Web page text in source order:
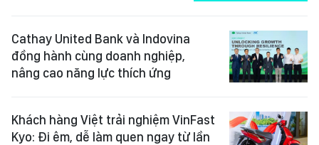
Cathay United Bank và Indovina
đồng hành cùng doanh nghiệp,
nâng cao năng lực thích ứng
Khách hàng Việt trải nghiệm VinFast
Kyo: Đi êm, dễ làm quen ngay từ lần